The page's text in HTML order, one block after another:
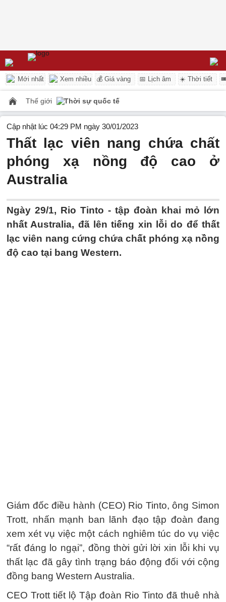
Mới nhất Xem nhiều 💰 Giá vàng 📅 Lịch âm ☀️ Thời tiết
Thế giới Thời sự quốc tế
Cập nhật lúc 04:29 PM ngày 30/01/2023
Thất lạc viên nang chứa chất
phóng xạ nồng độ cao ở
Australia
Ngày 29/1, Rio Tinto - tập đoàn khai mỏ lớn
nhất Australia, đã lên tiếng xin lỗi do để thất
lạc viên nang cứng chứa chất phóng xạ nồng
độ cao tại bang Western.
Giám đốc điều hành (CEO) Rio Tinto, ông Simon
Trott, nhấn mạnh ban lãnh đạo tập đoàn đang
xem xét vụ việc một cách nghiêm túc do vụ việc
“rất đáng lo ngại”, đồng thời gửi lời xin lỗi khi vụ
thất lạc đã gây tình trạng báo động đối với cộng
đồng bang Western Australia.
CEO Trott tiết lộ Tập đoàn Rio Tinto đã thuê nhà